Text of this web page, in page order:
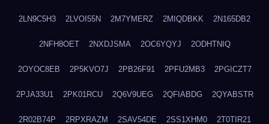
2LN9C5H3 2LVOI55N 2M7YMERZ 2MIQDBKK 2N165DB2
2NFH8OET 2NXDJSMA 2OC6YQYJ 2ODHTNIQ
2OYOC8EB 2P5KVO7J 2PB26F91 2PFU2MB3 2PGICZT7
2PJA33U1 2PK01RCU 2Q6V9UEG 2QFIABDG 2QYABSTR
2R02B74P 2RPXRAZM 2SAV54DE 2SS1XHM0 2T0TIR21